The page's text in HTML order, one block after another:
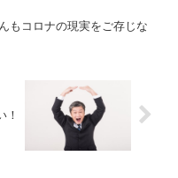
もコロナの現実をご存じな
！